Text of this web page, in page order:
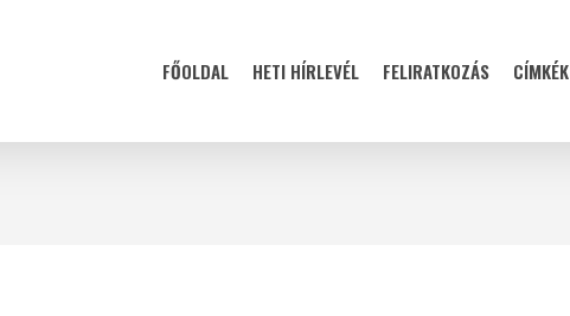
FŐOLDAL HETI HÍRLEVÉL FELIRATKOZÁS CÍMKÉK